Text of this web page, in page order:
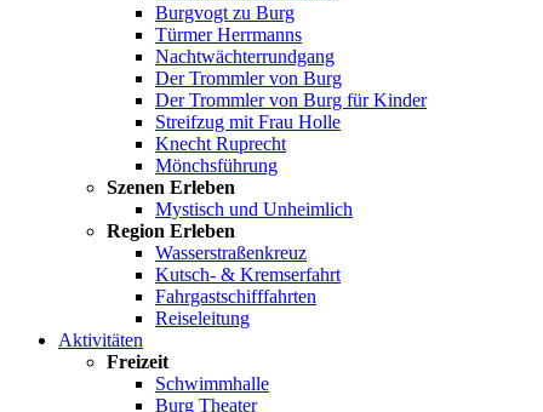
Burgvogt zu Burg
Türmer Herrmanns
Nachtwächterrundgang
Der Trommler von Burg
Der Trommler von Burg für Kinder
Streifzug mit Frau Holle
Knecht Ruprecht
Mönchsführung
Szenen Erleben
Mystisch und Unheimlich
Region Erleben
Wasserstraßenkreuz
Kutsch- & Kremserfahrt
Fahrgastschifffahrten
Reiseleitung
Aktivitäten
Freizeit
Schwimmhalle
Burg Theater